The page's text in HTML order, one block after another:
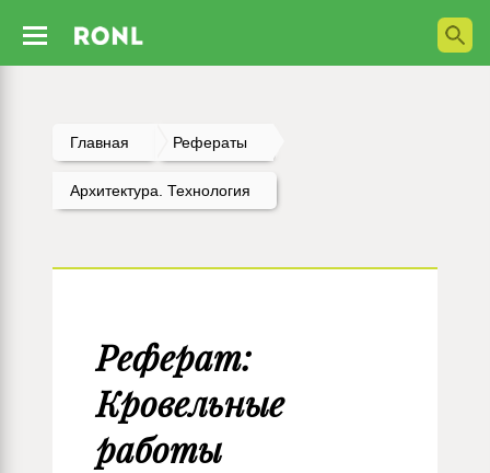
Главная Рефераты
Архитектура. Технология
Реферат:
Кровельные
работы